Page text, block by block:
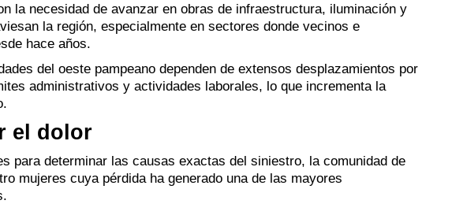
la necesidad de avanzar en obras de infraestructura, iluminación y
la región, especialmente en sectores donde vecinos e
hace años.
del oeste pampeano dependen de extensos desplazamientos por
administrativos y actividades laborales, lo que incrementa la
el dolor
para determinar las causas exactas del siniestro, la comunidad de
mujeres cuya pérdida ha generado una de las mayores